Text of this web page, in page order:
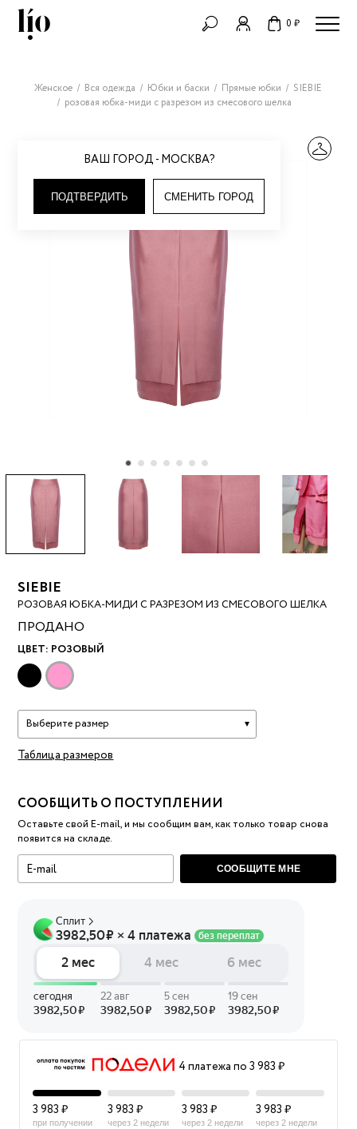
0 ₽
ВАШ ГОРОД - МОСКВА?
ПОДТВЕРДИТЬ СМЕНИТЬ ГОРОД
Женское Вся одежда Юбки и баски Прямые юбки
SIEBIE
розовая юбка-миди с разрезом из смесового шелка
SIEBIE
РОЗОВАЯ ЮБКА-МИДИ С РАЗРЕЗОМ ИЗ СМЕСОВОГО ШЕЛКА
ПРОДАНО
ЦВЕТ: РОЗОВЫЙ
Выберите размер
Таблица размеров
СООБЩИТЬ О ПОСТУПЛЕНИИ
Оставьте свой E-mail, и мы сообщим вам, как только товар снова
появится на складе.
СООБЩИТЕ МНЕ
4 платежа по 3 983 ₽
3 983 ₽
при получении
3 983 ₽
через 2 недели
3 983 ₽
через 2 недели
3 983 ₽
через 2 недели